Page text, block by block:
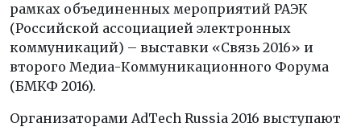
рамках объединенных мероприятий РАЭК
(Российской ассоциацией электронных
коммуникаций) – выставки «Связь 2016» и
второго Медиа-Коммуникационного Форума
(БМКФ 2016).
Организаторами AdTech Russia 2016 выступают